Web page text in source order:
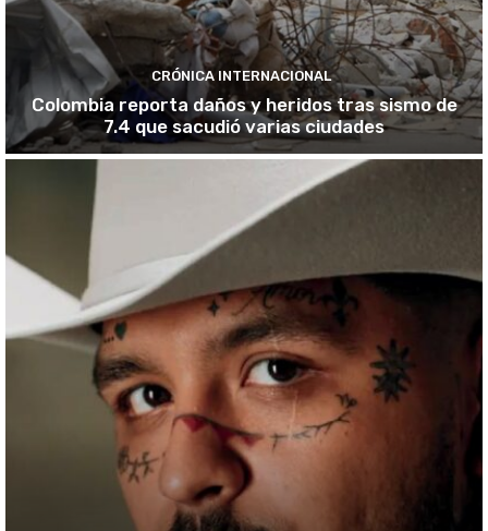
CRÓNICA INTERNACIONAL
Colombia reporta daños y heridos tras sismo de
7.4 que sacudió varias ciudades